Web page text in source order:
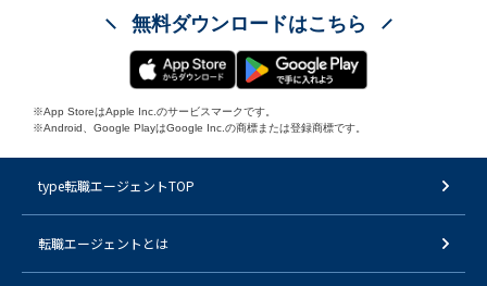
無料ダウンロードはこちら
※App StoreはApple Inc.のサービスマークです。
※Android、Google PlayはGoogle Inc.の商標または登録商標です。
type転職エージェントTOP
転職エージェントとは